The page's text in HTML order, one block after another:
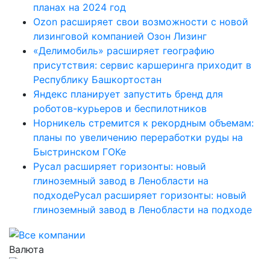
планах на 2024 год
Ozon расширяет свои возможности с новой
лизинговой компанией Озон Лизинг
«Делимобиль» расширяет географию
присутствия: сервис каршеринга приходит в
Республику Башкортостан
Яндекс планирует запустить бренд для
роботов-курьеров и беспилотников
Норникель стремится к рекордным объемам:
планы по увеличению переработки руды на
Быстринском ГОКе
Русал расширяет горизонты: новый
глиноземный завод в Ленобласти на
подходеРусал расширяет горизонты: новый
глиноземный завод в Ленобласти на подходе
Валюта